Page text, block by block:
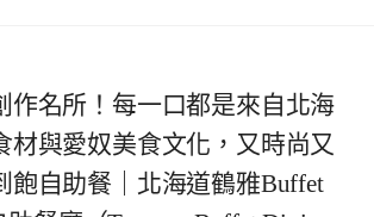
作名所！每一口都是來自北海
材與愛奴美食文化，又時尚又
飽自助餐｜北海道鶴雅Buffet